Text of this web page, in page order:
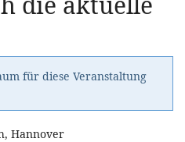
für diese Veranstaltung
Hannover